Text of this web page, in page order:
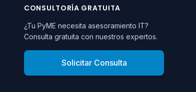
CONSULTORÍA GRATUITA
¿Tu PyME necesita asesoramiento IT?
Consulta gratuita con nuestros expertos.
Solicitar Consulta